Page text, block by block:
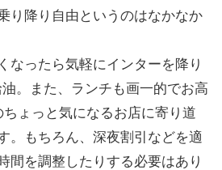
り降り自由というのはなかなか
なったら気軽にインターを降り
。また、ランチも画一的でお高
ょっと気になるお店に寄り道
。もちろん、深夜割引などを適
間を調整したりする必要はあり